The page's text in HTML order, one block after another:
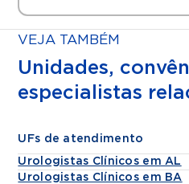
VEJA TAMBÉM
Unidades,
especialistas
UFs de atendimento
Urologistas Clínicos em AL
Urologistas Clínicos em BA